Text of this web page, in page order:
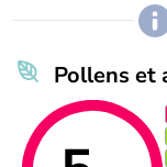
Pollens et